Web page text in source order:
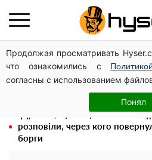
Продолжая просматривать
что ознакомились с
согласны с использованием
Понял
Гола Олена Тополя у цікавих
щелепи: злив відео – було
Олена Тополя злив відео – це
"Антитіла" Тарас Тополя став
розповіли, через кого
борги